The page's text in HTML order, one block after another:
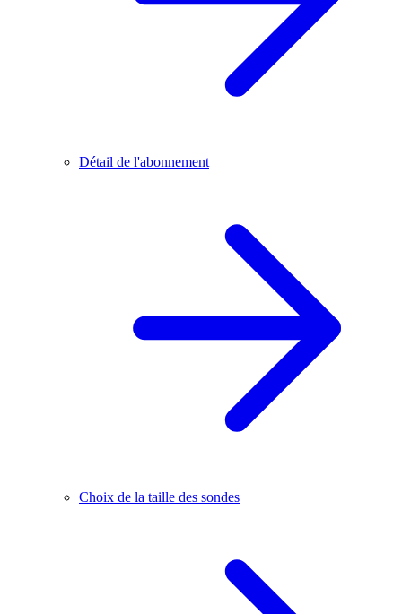
Détail de l'abonnement
Choix de la taille des sondes